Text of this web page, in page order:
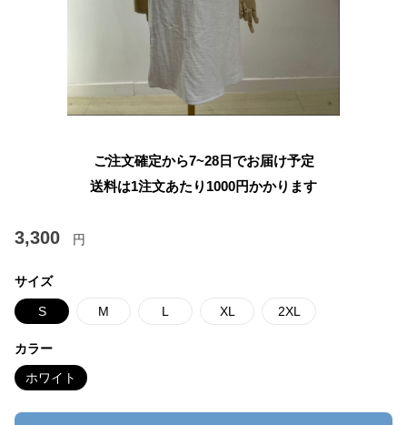
ご注文確定から7~28日でお届け予定
送料は1注文あたり 1000円かかります
3,300 円
サイズ
S M L XL 2XL
カラー
ホワイト